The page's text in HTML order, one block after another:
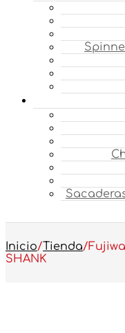
Inicio/Tienda/
SHANK